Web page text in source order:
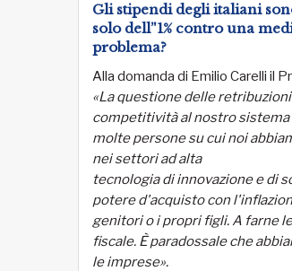
Gli stipendi degli italiani
solo dell’'1% contro una
problema?
Alla domanda di Emilio Carelli il
«La questione delle
competitività al nostro sistema
moltepersone su cui noi
nei settori ad alta
tecnologia di innovazione e di
potere d'acquisto con
genitori o i propri figli. A farne
fiscale. È paradossale che
le imprese».